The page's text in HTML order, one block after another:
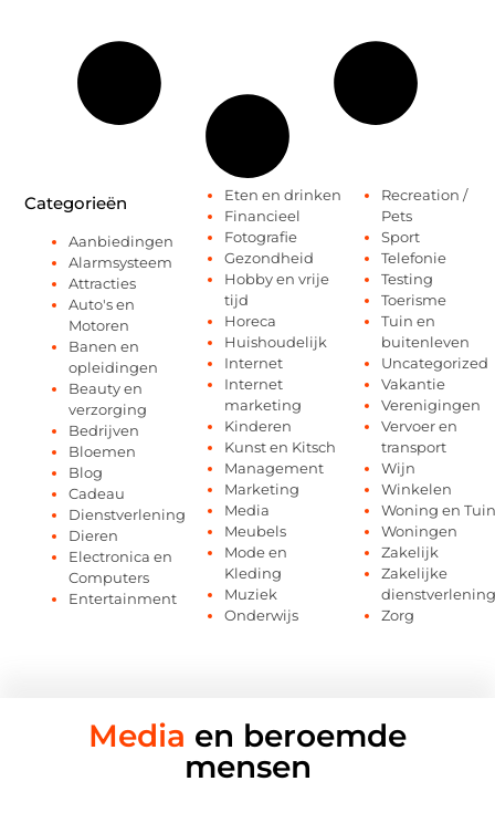
Categorieën
Aanbiedingen
Alarmsysteem
Attracties
Auto's en
Motoren
Banen en
opleidingen
Beauty en
verzorging
Bedrijven
Bloemen
Blog
Cadeau
Dienstverlening
Dieren
Electronica en
Computers
Entertainment
Eten en drinken
Financieel
Fotografie
Gezondheid
Hobby en vrije
tijd
Horeca
Huishoudelijk
Internet
Internet
marketing
Kinderen
Kunst en Kitsch
Management
Marketing
Media
Meubels
Mode en
Kleding
Muziek
Onderwijs
Recreation /
Pets
Sport
Telefonie
Testing
Toerisme
Tuin en
buitenleven
Uncategorized
Vakantie
Verenigingen
Vervoer en
transport
Wijn
Winkelen
Woning en Tuin
Woningen
Zakelijk
Zakelijke
dienstverlening
Zorg
Media en beroemde
mensen